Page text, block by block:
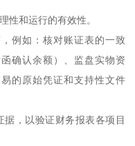
性和运行的有效性。
例如：核对账证表的一致
确认余额）、监盘实物资
的原始凭证和支持性文件
，以验证财务报表各项目